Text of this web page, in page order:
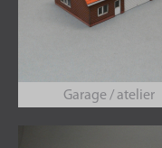
Garage / atelier